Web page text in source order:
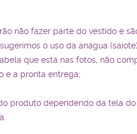
não fazer parte do vestido e
o uso da anágua
que está nas fotos, não
e a pronta entrega;
produto dependendo da tela do